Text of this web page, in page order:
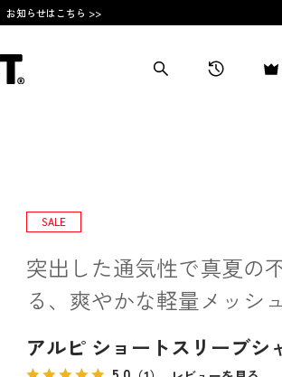
お知らせはこちら >>
突出した通気性で真夏の
る、爽やかな軽量メッシ
アルピ ショートスリーブシ
SALE